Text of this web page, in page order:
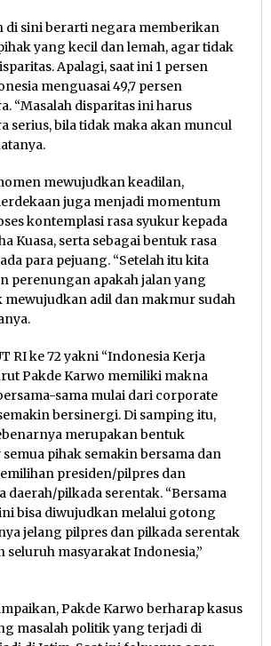
di sini berarti negara memberikan
yang kecil dan lemah, agar tidak
Apalagi, saat ini 1 persen
menguasai 49,7 persen
“Masalah disparitas ini harus
serius, bila tidak maka akan muncul
mewujudkan keadilan,
juga menjadi momentum
kontemplasi rasa syukur kepada
Kuasa, serta sebagai bentuk rasa
para pejuang. “Setelah itu kita
perenungan apakah jalan yang
adil dan makmur sudah
RI ke 72 yakni “Indonesia Kerja
Pakde Karwo memiliki makna
sama mulai dari corporate
bersinergi. Di samping itu,
merupakan bentuk
pihak semakin bersama dan
presiden/pilpres dan
daerah/pilkada serentak. “Bersama
bisa diwujudkan melalui gotong
jelang pilpres dan pilkada serentak
seluruh masyarakat Indonesia,”
Pakde Karwo berharap kasus
masalah politik yang terjadi di